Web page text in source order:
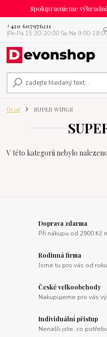
Spolupracujeme
+420 607976211
(Po-Pá 15:30-20:00 So-Ne 9:00-
Úvod SUPER WINGS
V této kategorii nebylo
Doprava zdarma
Při nákupu od 2900 Kč
Rodinná firma
Jsme tu pro vás od
České velkoobchody
Nakupujeme pro vás
Individuální přistup
Nenašli jste, co